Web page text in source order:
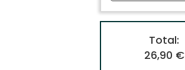
Total:
26,90 €